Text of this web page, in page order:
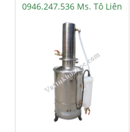
0946.247.536 Ms. Tô Liên